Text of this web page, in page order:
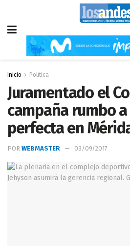
Inicio Política
Juramentado el
campaña rumbo
perfecta en
POR WEBMASTER 03/09/2017